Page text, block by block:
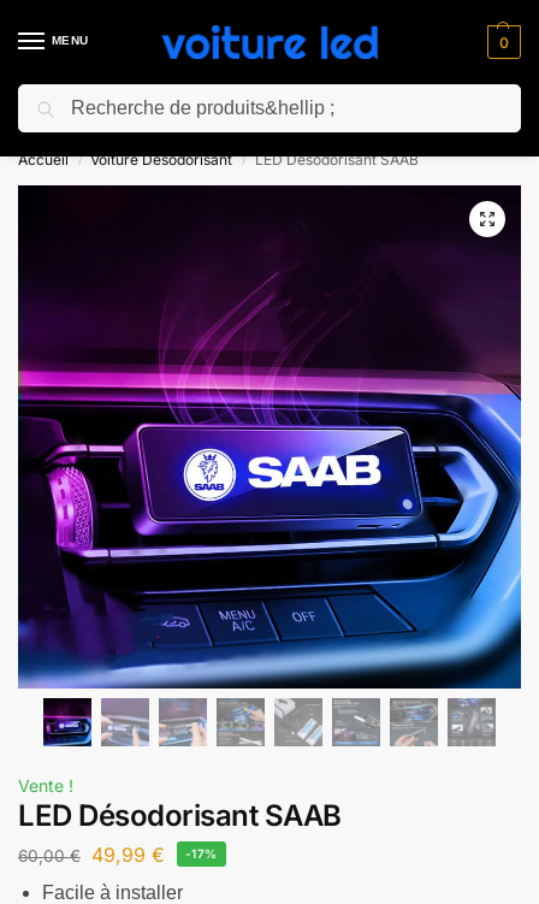
MENU 0
⚡ 10% de réduction pour les nouveaux clients avec le code “NC10”
Accueil / Voiture Désodorisant / LED Désodorisant SAAB
Vente !
LED Désodorisant SAAB
60,00€ 49,99 € -17%
Facile à installer